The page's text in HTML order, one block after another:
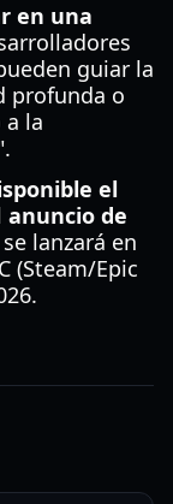
en una
guiar la
profunda o
la
el
anuncio de
lanzará en
(Steam/Epic